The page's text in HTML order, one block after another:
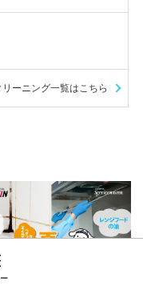
ーニング一覧はこちら
近チェックしたページ